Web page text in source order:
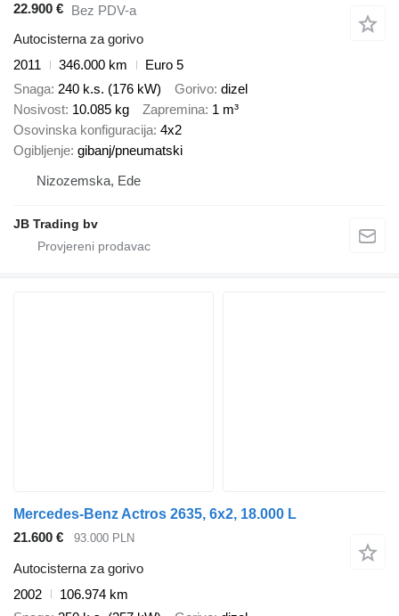
22.900 € Bez PDV-a
Autocisterna za gorivo
2011
346.000 km
Euro 5
Snaga 240 k.s. (176 kW) Gorivo dizel
Nosivost 10.085 kg Zapremina 1 m³
Osovinska konfiguracija 4x2
Ogibljenje gibanj/pneumatski
Nizozemska, Ede
JB Trading bv
Mercedes-Benz Actros 2635, 6x2, 18.000 L
21.600 €
93.000 PLN
Autocisterna za gorivo
2002
106.974 km